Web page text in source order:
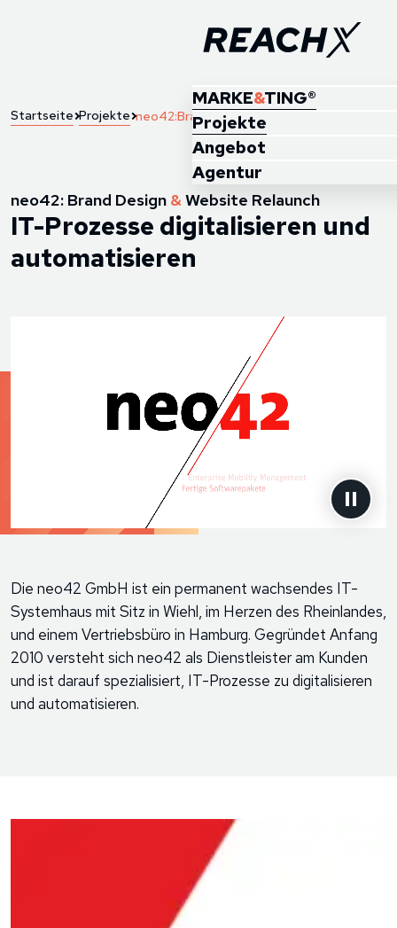
MARKE&TING®
Projekte
Angebot
Agentur
Startseite Projekte neo42:Brand Design
neo42: Brand Design &Website Relaunch
IT-Prozesse digitalisieren und
automatisieren
Die neo42 GmbH ist ein permanent wachsendes IT-
Systemhaus mit Sitz in Wiehl, im Herzen des Rheinlandes,
und einem Vertriebsbüro in Hamburg. Gegründet Anfang
2010 versteht sich neo42 als Dienstleister am Kunden
und ist darauf spezialisiert, IT-Prozesse zu digitalisieren
und automatisieren.